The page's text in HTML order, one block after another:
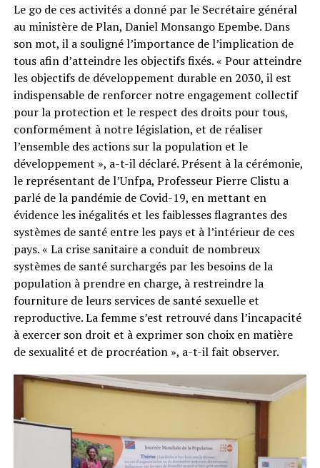
Le go de ces activités a donné par le Secrétaire général
au ministère de Plan, Daniel Monsango Epembe. Dans
son mot, il a souligné l’importance de l’implication de
tous afin d’atteindre les objectifs fixés. « Pour atteindre
les objectifs de développement durable en 2030, il est
indispensable de renforcer notre engagement collectif
pour la protection et le respect des droits pour tous,
conformément à notre législation, et de réaliser
l’ensemble des actions sur la population et le
développement », a-t-il déclaré. Présent à la cérémonie,
le représentant de l’Unfpa, Professeur Pierre Clistu a
parlé de la pandémie de Covid-19, en mettant en
évidence les inégalités et les faiblesses flagrantes des
systèmes de santé entre les pays et à l’intérieur de ces
pays. « La crise sanitaire a conduit de nombreux
systèmes de santé surchargés par les besoins de la
population à prendre en charge, à restreindre la
fourniture de leurs services de santé sexuelle et
reproductive. La femme s’est retrouvé dans l’incapacité
à exercer son droit et à exprimer son choix en matière
de sexualité et de procréation », a-t-il fait observer.